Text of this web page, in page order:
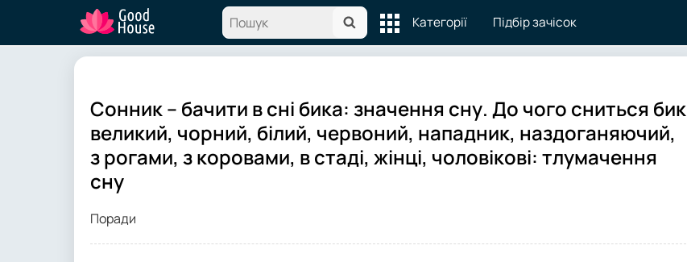
Категорії Підбір зачісок
Сонник – бачити в сні бика: значення сну. До чого сниться бик
великий, чорний, білий, червоний, нападник, наздоганяючий,
з рогами, з коровами, в стаді, жінці, чоловікові: тлумачення
сну
Поради